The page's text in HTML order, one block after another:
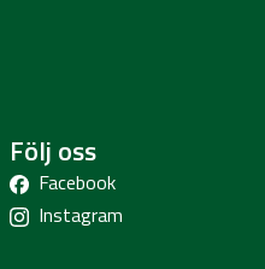
Följ oss
Facebook
Instagram